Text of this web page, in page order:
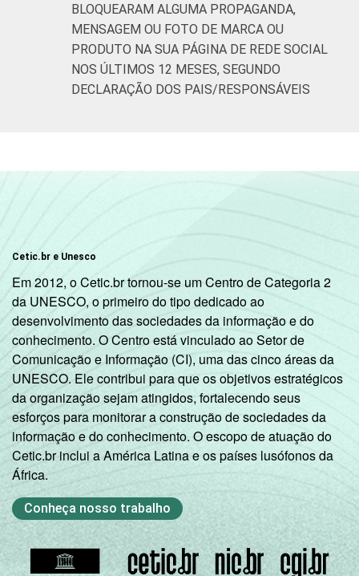
BLOQUEARAM ALGUMA PROPAGANDA,
MENSAGEM OU FOTO DE MARCA OU
PRODUTO NA SUA PÁGINA DE REDE SOCIAL
NOS ÚLTIMOS 12 MESES, SEGUNDO
DECLARAÇÃO DOS PAIS/RESPONSÁVEIS
Cetic.br e Unesco
Em 2012, o Cetic.br tornou-se um Centro de Categoria 2
da UNESCO, o primeiro do tipo dedicado ao
desenvolvimento das sociedades da informação e do
conhecimento. O Centro está vinculado ao Setor de
Comunicação e Informação (CI), uma das cinco áreas da
UNESCO. Ele contribui para que os objetivos estratégicos
da organização sejam atingidos, fortalecendo seus
esforços para monitorar a construção de sociedades da
informação e do conhecimento. O escopo de atuação do
Cetic.br inclui a América Latina e os países lusófonos da
África.
Conheça nosso trabalho